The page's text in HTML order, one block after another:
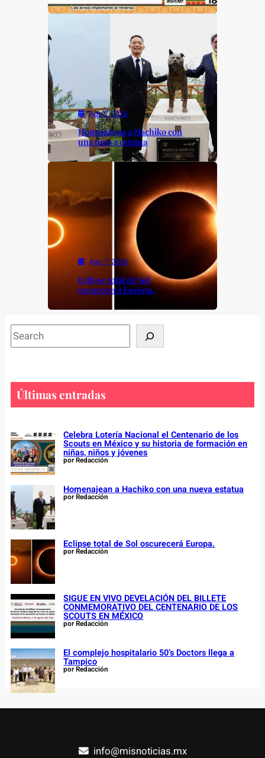
Ago 7, 2026
Homenajean a Hachiko con
una nueva estatua
Ago 7, 2026
Eclipse total de Sol
oscurecerá Europa.
S
e
h
Últimas entradas
Celebra Lotería Nacional el Centenario de los
Scouts en México y su historia de formación en
niñas, niños y jóvenes
por Redacción
Homenajean a Hachiko con una nueva estatua
por Redacción
Eclipse total de Sol oscurecerá Europa.
por Redacción
SIGUE EN VIVO DEVELACIÓN DEL BILLETE
CONMEMORATIVO DEL CENTENARIO DE LOS
SCOUTS EN MÉXICO
por Redacción
El complejo hospitalario 50’s Doctors llega a
Tampico
por Redacción
info@misnoticias.mx